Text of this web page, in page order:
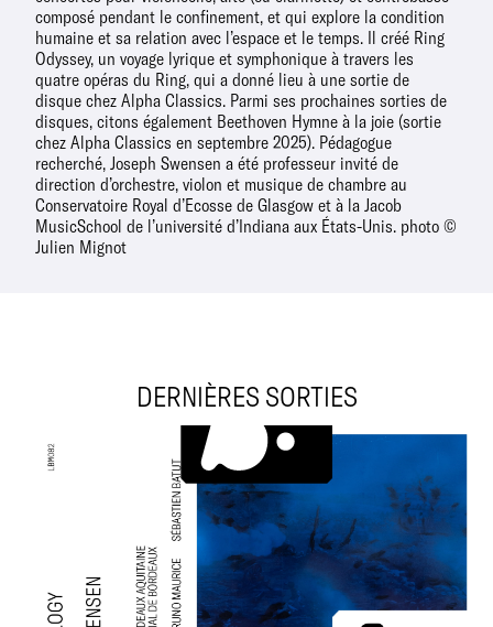
composé pendant le confinement, et qui explore la condition
humaine et sa relation avec l’espace et le temps. Il créé Ring
Odyssey, un voyage lyrique et symphonique à travers les
quatre opéras du Ring, qui a donné lieu à une sortie de
disque chez Alpha Classics. Parmi ses prochaines sorties de
disques, citons également Beethoven Hymne à la joie (sortie
chez Alpha Classics en septembre 2025). Pédagogue
recherché, Joseph Swensen a été professeur invité de
direction d’orchestre, violon et musique de chambre au
Conservatoire Royal d’Ecosse de Glasgow et à la Jacob
MusicSchool de l’université d’Indiana aux États-Unis. photo ©
Julien Mignot
DERNIÈRES SORTIES